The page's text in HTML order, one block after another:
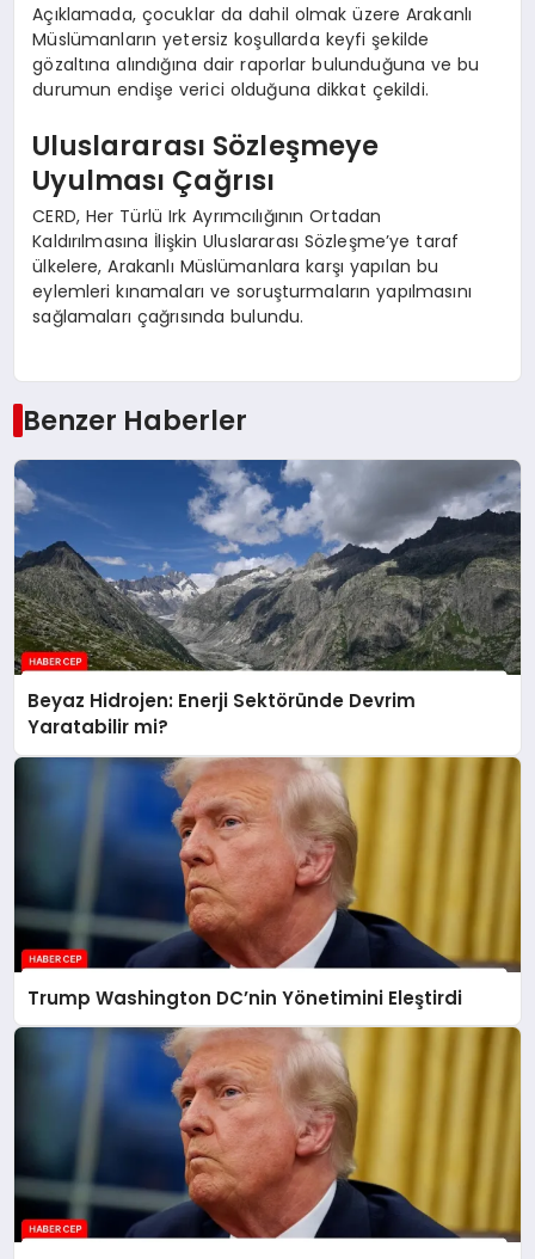
Açıklamada, çocuklar da dahil olmak üzere Arakanlı
Müslümanların yetersiz koşullarda keyfi şekilde
gözaltına alındığına dair raporlar bulunduğuna ve bu
durumun endişe verici olduğuna dikkat çekildi.
Uluslararası Sözleşmeye
Uyulması Çağrısı
CERD, Her Türlü Irk Ayrımcılığının Ortadan
Kaldırılmasına İlişkin Uluslararası Sözleşme’ye taraf
ülkelere, Arakanlı Müslümanlara karşı yapılan bu
eylemleri kınamaları ve soruşturmaların yapılmasını
sağlamaları çağrısında bulundu.
Benzer Haberler
Beyaz Hidrojen: Enerji Sektöründe Devrim
Yaratabilir mi?
Trump Washington DC’nin Yönetimini Eleştirdi